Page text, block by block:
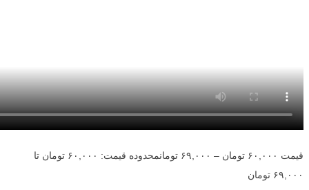
قیمت ۶۰,۰۰۰ تومان – ۶۹,۰۰۰ تومان
محدوده قیمت: ۶۰,۰۰۰ تومان تا
۶۹,۰۰۰ تومان